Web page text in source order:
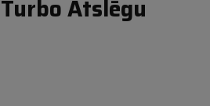
Atslēgu